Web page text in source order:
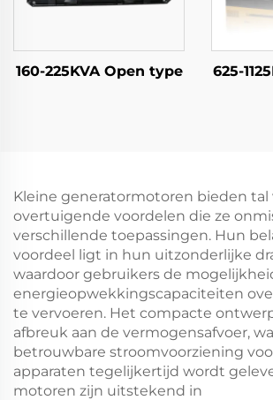
160-225KVA Open type 625-
Kleine generatormotoren bieden tal
overtuigende voordelen die ze
verschillende toepassingen. Hun
voordeel ligt in hun uitzonderlijke
waardoor gebruikers de
energieopwekkingscapaciteiten
te vervoeren. Het compacte
afbreuk aan de vermogensafvoer,
betrouwbare stroomvoorziening
apparaten tegelijkertijd wordt
motoren zijn uitstekend in